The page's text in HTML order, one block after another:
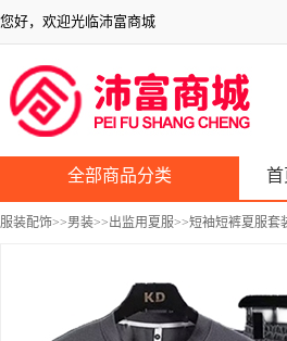
您好，欢迎光临沛富商城
全部商品分类 首
服装配饰>>男装>>出监用夏服>>短袖短裤夏服套